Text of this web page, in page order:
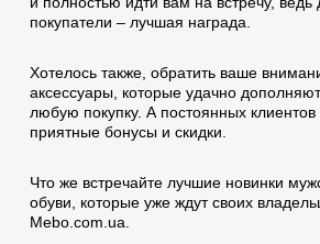
покупатели – лучшая награда.
Хотелось также, обратить ваше
аксессуары, которые удачно
любую покупку. А постоянных клиентов
приятные бонусы и скидки.
Что же встречайте лучшие новинки
обуви, которые уже ждут своих
Mebo.com.ua.